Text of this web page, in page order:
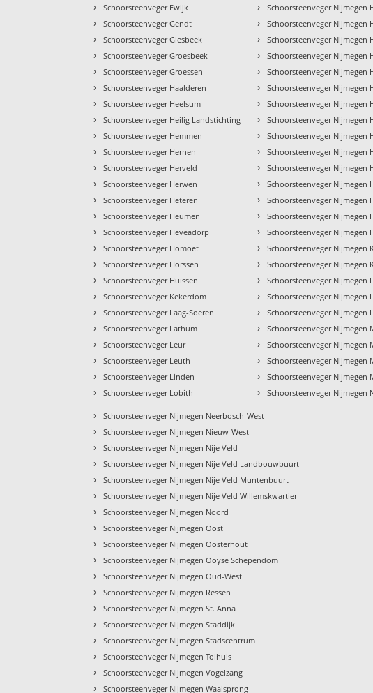
› Schoorsteenveger Ewijk
› Schoorsteenveger Gendt
› Schoorsteenveger Giesbeek
› Schoorsteenveger Groesbeek
› Schoorsteenveger Groessen
› Schoorsteenveger Haalderen
› Schoorsteenveger Heelsum
› Schoorsteenveger Heilig Landstichting
› Schoorsteenveger Hemmen
› Schoorsteenveger Hernen
› Schoorsteenveger Herveld
› Schoorsteenveger Herwen
› Schoorsteenveger Heteren
› Schoorsteenveger Heumen
› Schoorsteenveger Heveadorp
› Schoorsteenveger Homoet
› Schoorsteenveger Horssen
› Schoorsteenveger Huissen
› Schoorsteenveger Kekerdom
› Schoorsteenveger Laag-Soeren
› Schoorsteenveger Lathum
› Schoorsteenveger Leur
› Schoorsteenveger Leuth
› Schoorsteenveger Linden
› Schoorsteenveger Lobith
› Schoorsteenveger Nijmegen
› Schoorsteenveger Nijmegen
› Schoorsteenveger Nijmegen
› Schoorsteenveger Nijmegen
› Schoorsteenveger Nijmegen
› Schoorsteenveger Nijmegen
› Schoorsteenveger Nijmegen
› Schoorsteenveger Nijmegen
› Schoorsteenveger Nijmegen
› Schoorsteenveger Nijmegen
› Schoorsteenveger Nijmegen
› Schoorsteenveger
› Schoorsteenveger Nijmegen
› Schoorsteenveger Nijmegen
› Schoorsteenveger Nijmegen
› Schoorsteenveger Nijmegen
› Schoorsteenveger Nijmegen
› Schoorsteenveger Nijmegen
› Schoorsteenveger Nijmegen
› Schoorsteenveger Nijmegen
› Schoorsteenveger Nijmegen
› Schoorsteenveger Nijmegen
› Schoorsteenveger Nijmegen
› Schoorsteenveger Nijmegen
› Schoorsteenveger Nijmegen
› Schoorsteenveger Nijmegen Neerbosch-West
› Schoorsteenveger Nijmegen Nieuw-West
› Schoorsteenveger Nijmegen Nije Veld
› Schoorsteenveger Nijmegen Nije Veld Landbouwbuurt
› Schoorsteenveger Nijmegen Nije Veld Muntenbuurt
› Schoorsteenveger Nijmegen Nije Veld Willemskwartier
› Schoorsteenveger Nijmegen Noord
› Schoorsteenveger Nijmegen Oost
› Schoorsteenveger Nijmegen Oosterhout
› Schoorsteenveger Nijmegen Ooyse Schependom
› Schoorsteenveger Nijmegen Oud-West
› Schoorsteenveger Nijmegen Ressen
› Schoorsteenveger Nijmegen St. Anna
› Schoorsteenveger Nijmegen Staddijk
› Schoorsteenveger Nijmegen Stadscentrum
› Schoorsteenveger Nijmegen Tolhuis
› Schoorsteenveger Nijmegen Vogelzang
› Schoorsteenveger Nijmegen Waalsprong